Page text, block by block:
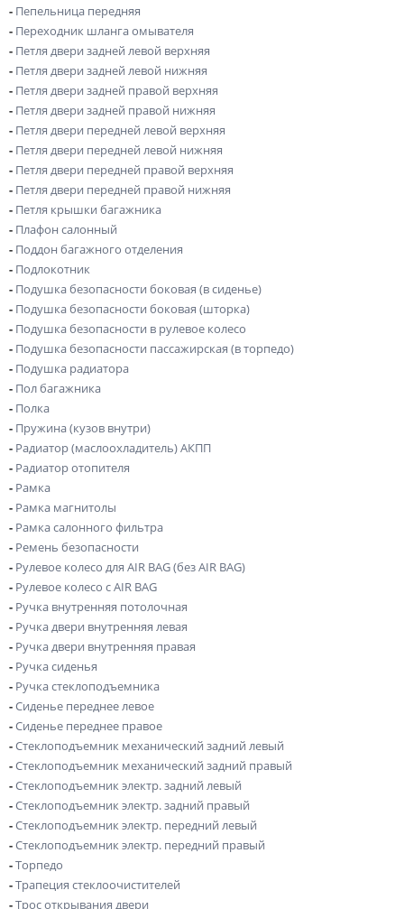
- Пепельница передняя
- Переходник шланга омывателя
- Петля двери задней левой верхняя
- Петля двери задней левой нижняя
- Петля двери задней правой верхняя
- Петля двери задней правой нижняя
- Петля двери передней левой верхняя
- Петля двери передней левой нижняя
- Петля двери передней правой верхняя
- Петля двери передней правой нижняя
- Петля крышки багажника
- Плафон салонный
- Поддон багажного отделения
- Подлокотник
- Подушка безопасности боковая (в сиденье)
- Подушка безопасности боковая (шторка)
- Подушка безопасности в рулевое колесо
- Подушка безопасности пассажирская (в торпедо)
- Подушка радиатора
- Пол багажника
- Полка
- Пружина (кузов внутри)
- Радиатор (маслоохладитель) АКПП
- Радиатор отопителя
- Рамка
- Рамка магнитолы
- Рамка салонного фильтра
- Ремень безопасности
- Рулевое колесо для AIR BAG (без AIR BAG)
- Рулевое колесо с AIR BAG
- Ручка внутренняя потолочная
- Ручка двери внутренняя левая
- Ручка двери внутренняя правая
- Ручка сиденья
- Ручка стеклоподъемника
-Сиденье переднее левое
-Сиденье переднее правое
-Стеклоподъемник механический задний левый
-Стеклоподъемник механический задний правый
-Стеклоподъемник электр. задний левый
-Стеклоподъемник электр. задний правый
-Стеклоподъемник электр. передний левый
-Стеклоподъемник электр. передний правый
-Торпедо
-Трапеция стеклоочистителей
-Трос открывания двери